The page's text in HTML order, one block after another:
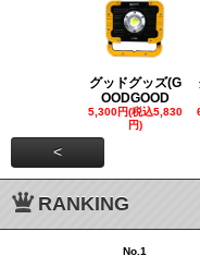
グッドグッズ(G
OODGOOD
5,300円(税込5,830
円)
<
RANKING
No.1